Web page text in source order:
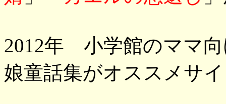
2012年 小学館のママ
娘童話集がオススメサ